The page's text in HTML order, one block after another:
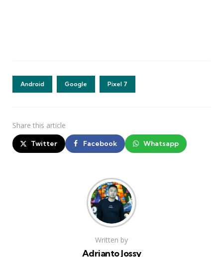
Android Google Pixel 7
Share this article
Twitter Facebook Whatsapp
Written by
Adrianto Jossy